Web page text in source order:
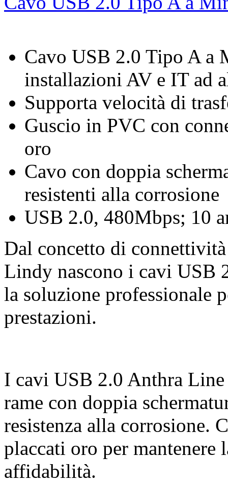
Cavo USB 2.0 Tipo A a
installazioni AV e IT ad
Supporta velocità di
Guscio in PVC con
oro
Cavo con doppia
resistenti alla corrosione
USB 2.0, 480Mbps; 10
Dal concetto di
Lindy nascono i cavi USB
la soluzione professionale
prestazioni.
I cavi USB 2.0 Anthra
rame con doppia
resistenza alla corrosione.
placcati oro per mantenere
affidabilità.